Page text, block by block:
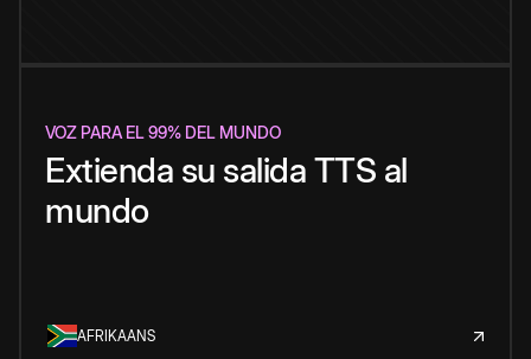
VOZ PARA EL 99% DEL MUNDO
Extienda su salida TTS al
mundo
AFRIKAANS